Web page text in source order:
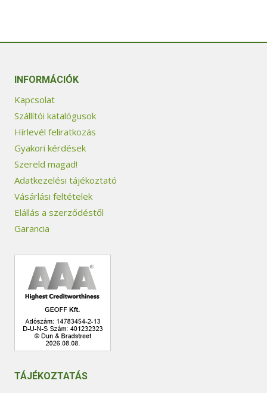
INFORMÁCIÓK
Kapcsolat
Szállítói katalógusok
Hírlevél feliratkozás
Gyakori kérdések
Szereld magad!
Adatkezelési tájékoztató
Vásárlási feltételek
Elállás a szerződéstől
Garancia
TÁJÉKOZTATÁS